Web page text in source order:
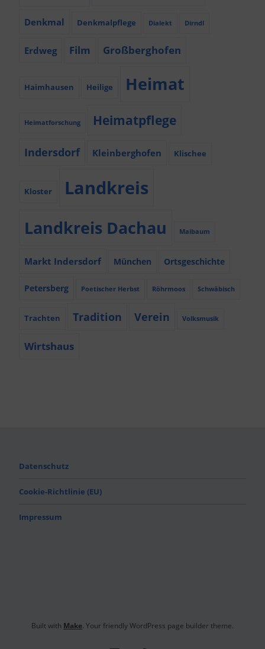
Denkmal Denkmalpflege Dialekt Dirndl
Erdweg Film Großberghofen
Haimhausen Heilige Heimat
Heimatforschung Heimatpflege
Indersdorf Kleinberghofen Klischee
Kloster Landkreis
Landkreis Dachau Maibaum
Markt Indersdorf München Ortsgeschichte
Petersberg Poetischer Herbst Röhrmoos Schwäbisch
Trachten Tradition Verein Volksmusik
Wirtshaus
Datenschutz
Cookie-Richtlinie (EU)
Impressum
Built with Make. Your friendly WordPress page builder theme.